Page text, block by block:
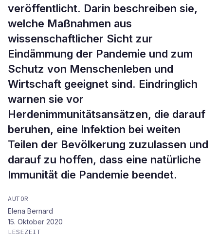
veröffentlicht. Darin beschreiben sie,
welche Maßnahmen aus
wissenschaftlicher Sicht zur
Eindämmung der Pandemie und zum
Schutz von Menschenleben und
Wirtschaft geeignet sind. Eindringlich
warnen sie vor
Herdenimmunitätsansätzen, die darauf
beruhen, eine Infektion bei weiten
Teilen der Bevölkerung zuzulassen und
darauf zu hoffen, dass eine natürliche
Immunität die Pandemie beendet.
AUTOR
Elena Bernard
15. Oktober 2020
LESEZEIT